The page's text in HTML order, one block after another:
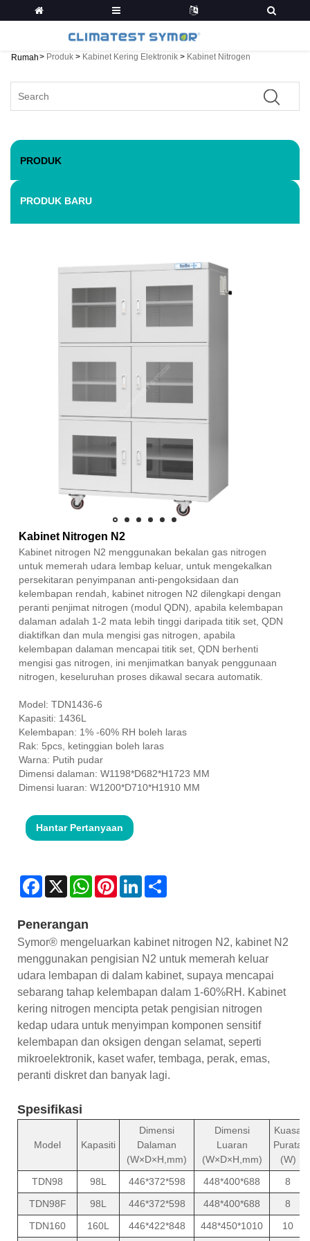
Rumah> Produk > Kabinet Kering Elektronik > Kabinet Nitrogen
PRODUK
PRODUK BARU
Kabinet Nitrogen N2
Kabinet nitrogen N2 menggunakan bekalan gas nitrogen
untuk memerah udara lembap keluar, untuk mengekalkan
persekitaran penyimpanan anti-pengoksidaan dan
kelembapan rendah, kabinet nitrogen N2 dilengkapi dengan
peranti penjimat nitrogen (modul QDN), apabila kelembapan
dalaman adalah 1-2 mata lebih tinggi daripada titik set, QDN
diaktifkan dan mula mengisi gas nitrogen, apabila
kelembapan dalaman mencapai titik set, QDN berhenti
mengisi gas nitrogen, ini menjimatkan banyak penggunaan
nitrogen, keseluruhan proses dikawal secara automatik.
Model: TDN1436-6
Kapasiti: 1436L
Kelembapan: 1% -60% RH boleh laras
Rak: 5pcs, ketinggian boleh laras
Warna: Putih pudar
Dimensi dalaman: W1198*D682*H1723 MM
Dimensi luaran: W1200*D710*H1910 MM
Hantar Pertanyaan
Facebook
X WhatsAppPinterestLinkedIn
Penerangan
Symor® mengeluarkan kabinet nitrogen N2, kabinet N2
menggunakan pengisian N2 untuk memerah keluar
udara lembapan di dalam kabinet, supaya mencapai
sebarang tahap kelembapan dalam 1-60%RH. Kabinet
kering nitrogen mencipta petak pengisian nitrogen
kedap udara untuk menyimpan komponen sensitif
kelembapan dan oksigen dengan selamat, seperti
mikroelektronik, kaset wafer, tembaga, perak, emas,
peranti diskret dan banyak lagi.
Spesifikasi
Model Kapasiti
Dimensi
Dalaman
(W×D×H,mm)
Dimensi
Luaran
(W×D×H,mm)
Kuasa
Purata
(W)
TDN98
98L 446*372*598 448*400*688
8
TDN98F
98L 446*372*598 448*400*688
8
TDN160
160L 446*422*848 448*450*1010
10